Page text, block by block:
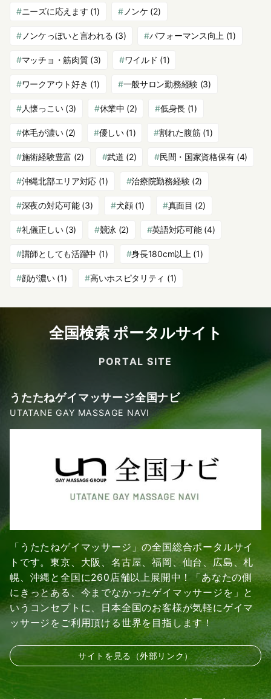
ニーズに応えます (1) ノンケ (2)
ノンケっぽいと言われる (3) パフォーマンス向上 (1)
マッチョ・筋肉質(3) ワイルド (1)
ワークアウト好き (1) 一般サロン勤務経験(3)
人懐っこい(3) 休業中 (2) 低身長 (1)
体毛が濃い(2) 優しい(1) 割れた腹筋(1)
施術経験豊富 (2) 武道 (2) 民間・国家資格保有(4)
沖縄北部エリア対応 (1) 治療院勤務経験(2)
深夜の対応可能(3) 犬顔(1) 真面目 (2)
礼儀正しい(3) 競泳 (2) 英語対応可能(4)
講師としても活躍中 (1) 身長180cm以上 (1)
顔が濃い(1) 高いホスピタリティ (1)
全国検索 ポータルサイト
PORTAL SITE
うたたねゲイマッサージ全国ナビ
UTATANE GAY MASSAGE NAVI
「うたたねゲイマッサージ」の全国総合ポータルサイ
トです。東京、大阪、名古屋、福岡、仙台、広島、札
幌、沖縄と全国に260店舗以上展開中！「あなたの側
にきっとある、今までなかったゲイマッサージを」と
いうコンセプトに、日本全国のお客様が気軽にゲイマ
ッサージをご利用頂ける世界を目指します！
サイトを見る（外部リンク）